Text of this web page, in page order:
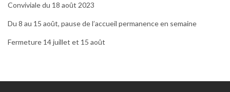
Conviviale du 18 août 2023
Du 8 au 15 août, pause de l’accueil permanence en semaine
Fermeture 14 juillet et 15 août